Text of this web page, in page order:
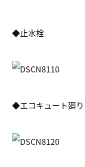
◆止水栓
◆エコキュート廻り